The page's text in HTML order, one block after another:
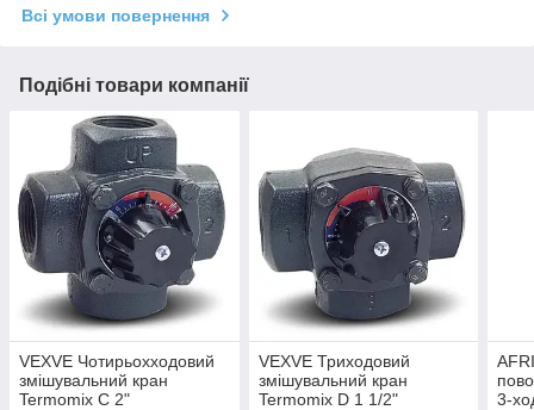
Всі умови повернення
Подібні товари компанії
VEXVE Чотирьохходовий
змішувальний кран
Termomix C 2"
VEXVE Триходовий
змішувальний кран
Termomix D 1 1/2"
3-